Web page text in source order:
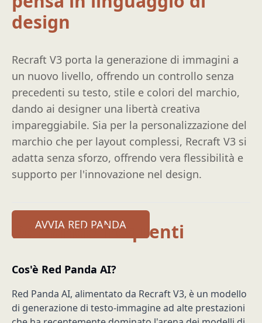
design
Recraft V3 porta la generazione di immagini a
un nuovo livello, offrendo un controllo senza
precedenti su testo, stile e colori del marchio,
dando ai designer una libertà creativa
impareggiabile. Sia per la personalizzazione del
marchio che per layout complessi, Recraft V3 si
adatta senza sforzo, offrendo vera flessibilità e
supporto per l'innovazione nel design.
AVVIA RED PANDA
Domande frequenti
Cos'è Red Panda AI?
Red Panda AI, alimentato da Recraft V3, è un modello
di generazione di testo-immagine ad alte prestazioni